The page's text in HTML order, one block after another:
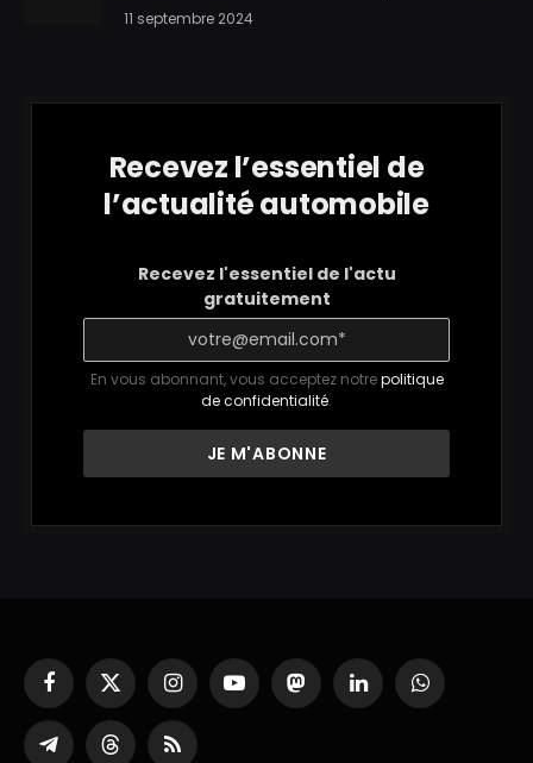
11 septembre 2024
Recevez l’essentiel de
l’actualité automobile
Recevez l'essentiel de l'actu
gratuitement
En vous abonnant, vous acceptez notrepolitique
de confidentialité.
Facebook
X
(Twitter)
InstagramYouTubeMastodonLinkedInWhatsApp
PartagerThreadsRSS